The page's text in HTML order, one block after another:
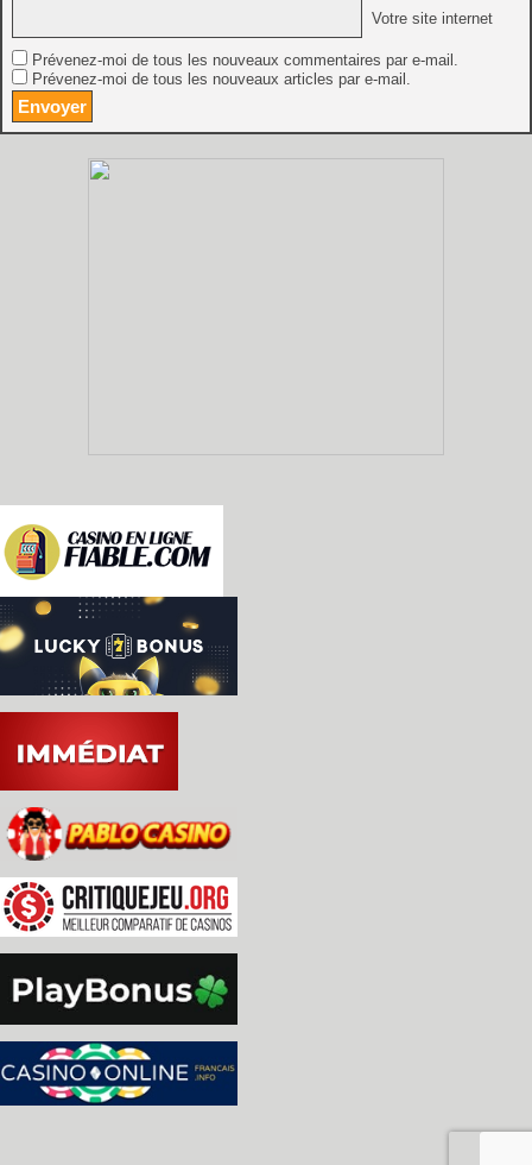
Votre site internet
Prévenez-moi de tous les nouveaux commentaires par e-mail.
Prévenez-moi de tous les nouveaux articles par e-mail.